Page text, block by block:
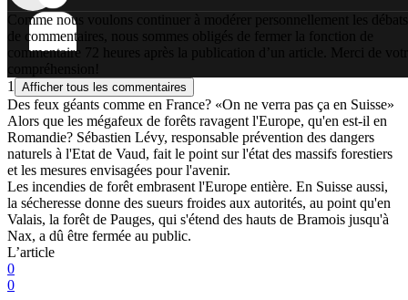
Comme nous voulons continuer à modérer personnellement les débats
de commentaires, nous sommes obligés de fermer la fonction de
commentaire 72 heures après la publication d’un article. Merci de
compréhension!
1
Afficher tous les commentaires
Des feux géants comme en France? «On ne verra pas ça en Suisse»
Alors que les mégafeux de forêts ravagent l'Europe, qu'en est-il en
Romandie? Sébastien Lévy, responsable prévention des dangers
naturels à l'Etat de Vaud, fait le point sur l'état des massifs forestiers
et les mesures envisagées pour l'avenir.
Les incendies de forêt embrasent l'Europe entière. En Suisse aussi,
la sécheresse donne des sueurs froides aux autorités, au point qu'en
Valais, la forêt de Pauges, qui s'étend des hauts de Bramois jusqu'à
Nax, a dû être fermée au public.
L’article
0
0